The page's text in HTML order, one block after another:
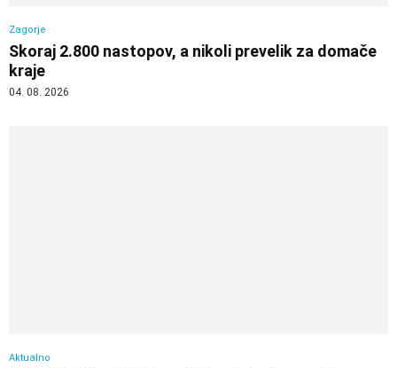
Zagorje
Skoraj 2.800 nastopov, a nikoli prevelik za domače
kraje
04. 08. 2026
Aktualno